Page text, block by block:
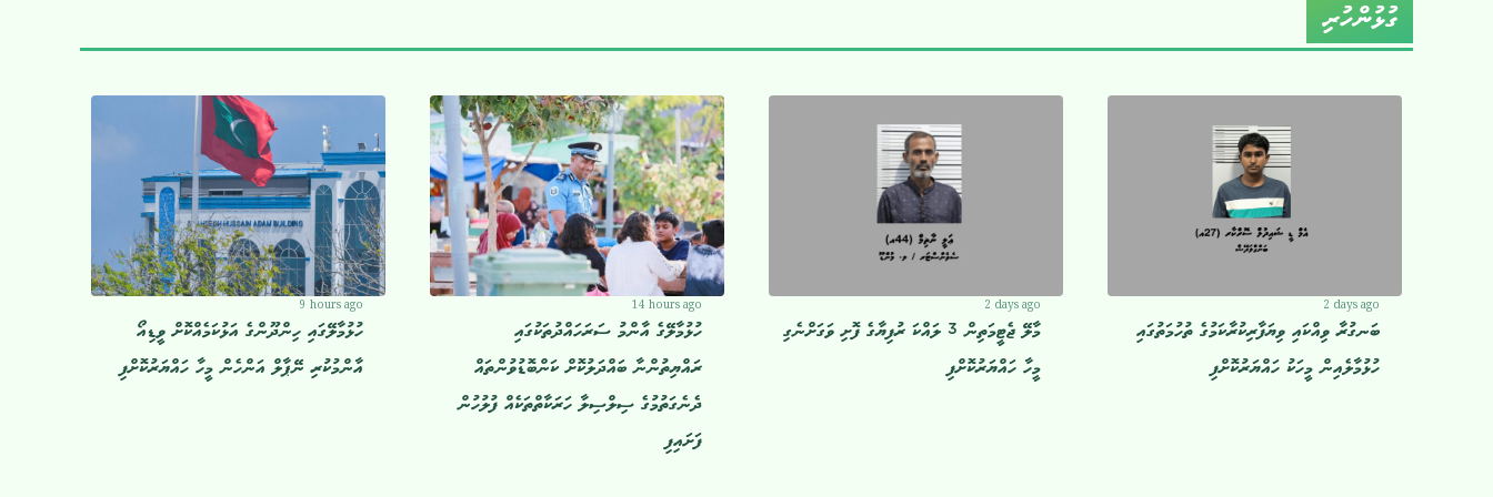
ގުޅުންހުރި
9 hours ago
ހުޅުމާލޭގައި ހިންދޫންގެ އަޅުކަމެއްކޮށް ވީޑިއޯ
އާންމުކުރި ނޭޕާލް އަންހެން މީހާ ހައްޔަރުކޮށްފި
14 hours ago
ހުޅުމާލޭގެ އާންމު ސަރަހައްދުތަކުގައި
ރައްޔިތުންނާ ބައްދަލުކޮށް ކަންބޮޑުވުންތައް
ދެނެގަތުމުގެ ސިލްސިލާ ހަރަކާތްތަކެއް ފުލުހުން
ފަށައިފި
2 days ago
މާލޭ ޖެޓީމަތިން 3 ލައްކަ ރުފިޔާގެ ފޮށި ވަގަށްނެގި
މީހާ ހައްޔަރުކޮށްފި
2 days ago
ބަނގުރާ ވިއްކައި ވިޔަފާރިކުރާކަމުގެ ތުހުމަތުގައި
ހުޅުމާލެއިން މީހަކު ހައްޔަރުކޮށްފި